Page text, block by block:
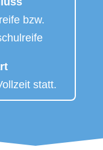
bzw.
statt.